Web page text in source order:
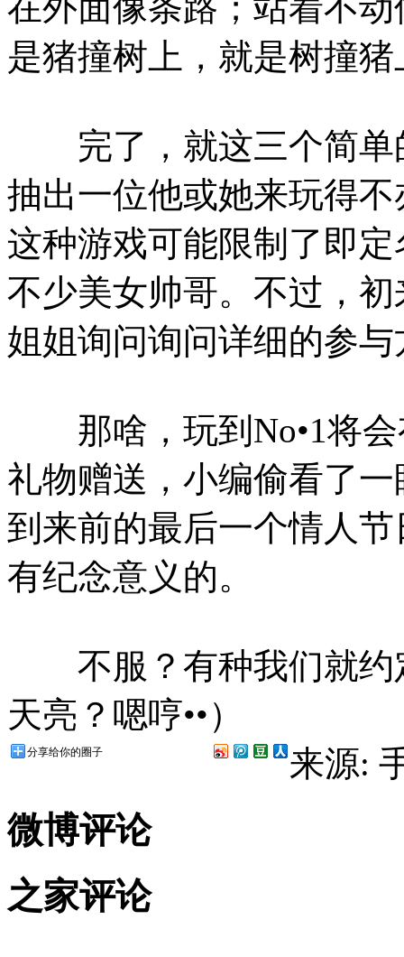
是猪撞树上，就是树撞
完了，就这三个简单
抽出一位他或她来玩得
这种游戏可能限制了即
不少美女帅哥。不过，
姐姐询问询问详细的参
那啥，玩到No•1将会
礼物赠送，小编偷看了
到来前的最后一个情人
有纪念意义的。
不服？有种我们就约
天亮？嗯哼••）
分享给你的圈子 来源:
微博评论
之家评论